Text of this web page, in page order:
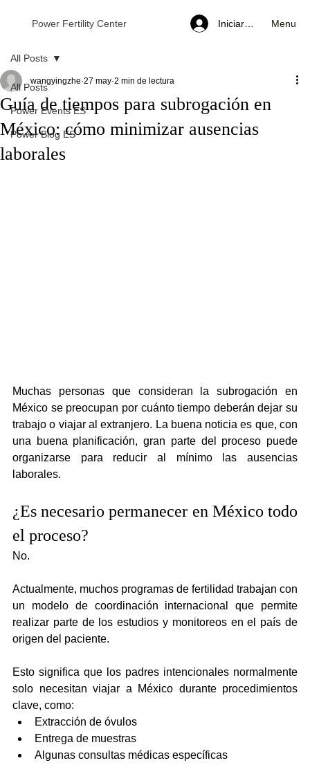
Power Fertility Center Iniciar sesiónMenu
All Posts
Power Events ES
Power Blog ES
All Posts
Guía de tiempos para subrogación en
México: cómo minimizar ausencias
laborales
wangyingzhe 27 may 2 min de lectura
Muchas personas que consideran la subrogación en
México se preocupan por cuánto tiempo deberán dejar su
trabajo o viajar al extranjero. La buena noticia es que, con
una buena planificación, gran parte del proceso puede
organizarse para reducir al mínimo las ausencias
laborales.
¿Es necesario permanecer en México todo
el proceso?
No.
Actualmente, muchos programas de fertilidad trabajan con
un modelo de coordinación internacional que permite
realizar parte de los estudios y monitoreos en el país de
origen del paciente.
Esto significa que los padres intencionales normalmente
solo necesitan viajar a México durante procedimientos
clave, como:
Extracción de óvulos
Entrega de muestras
Algunas consultas médicas específicas